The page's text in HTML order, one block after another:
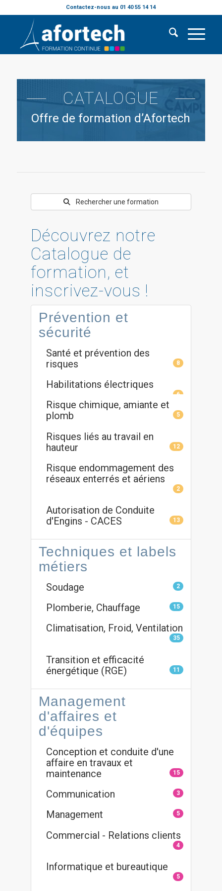
Contactez-nous au 01 40 55 14 14
CATALOGUE
Offre de formation d’Afortech
Rechercher une formation
Découvrez notre
Catalogue de
formation, et
inscrivez-vous !
Prévention et
sécurité
Santé et prévention des
risques
8
Habilitations électriques
6
Risque chimique, amiante et
plomb
5
Risques liés au travail en
hauteur
12
Risque endommagement des
réseaux enterrés et aériens
2
Autorisation de Conduite
d'Engins - CACES
13
Techniques et labels
métiers
Soudage 2
Plomberie, Chauffage 15
Climatisation, Froid, Ventilation
35
Transition et efficacité
énergétique (RGE)
11
Management
d'affaires et
d'équipes
Conception et conduite d'une
affaire en travaux et
maintenance
15
Communication 3
Management 5
Commercial - Relations clients
4
Informatique et bureautique
5